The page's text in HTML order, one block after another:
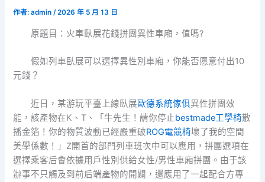
作者:admin/2026 年 5 月 13 日
原題目：火車臥展花錢拼團異性車廂，值嗎?
假如列車臥展可以選擇異性別車廂，你能否愿意付出10
元錢？
近日，某游玩平臺上線臥展歐德系統傢俱異性拼團效
能，該產物在K、T、「牛先生！請你停止bestmade工學椅散
播金箔！你的物質波動已經嚴重破ROG電競椅壞了我的空間
美學係數！」Z開首的部門列車班次中可以應用，拼團選項在
選擇乘客后會依據用戶性別供給女性/男性車廂拼團。由于該
辦事不只觸及到前后端產物的開闢，還應用了一起配合方專